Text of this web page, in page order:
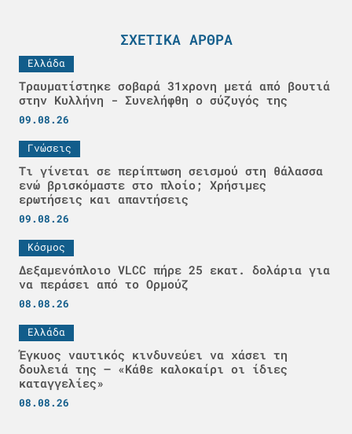
ΣΧΕΤΙΚΆ ΆΡΘΡΑ
Ελλάδα
Τραυματίστηκε σοβαρά 31χρονη μετά από βουτιά
στην Κυλλήνη - Συνελήφθη ο σύζυγός της
09.08.26
Γνώσεις
Τι γίνεται σε περίπτωση σεισμού στη θάλασσα
ενώ βρισκόμαστε στο πλοίο; Χρήσιμες
ερωτήσεις και απαντήσεις
09.08.26
Κόσμος
Δεξαμενόπλοιο VLCC πήρε 25 εκατ. δολάρια για
να περάσει από το Ορμούζ
08.08.26
Ελλάδα
Έγκυος ναυτικός κινδυνεύει να χάσει τη
δουλειά της – «Κάθε καλοκαίρι οι ίδιες
καταγγελίες»
08.08.26